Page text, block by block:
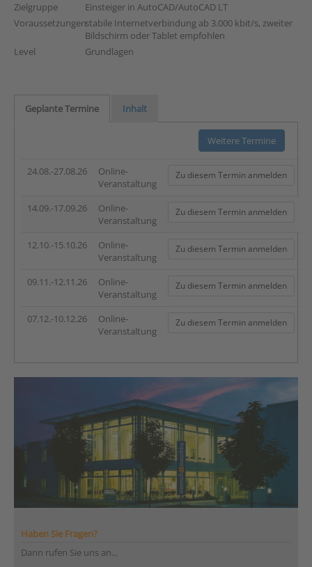
Zielgruppe
Einsteiger in AutoCAD/AutoCAD LT
Voraussetzungenstabile Internetverbindung ab 3.000 kbit/s, zweiter
Bildschirm oder Tablet empfohlen
Level
Grundlagen
Geplante Termine Inhalt
Weitere Termine
24.08.-27.08.26
Online-
Veranstaltung
Zu diesem Termin anmelden
14.09.-17.09.26
Online-
Veranstaltung
Zu diesem Termin anmelden
12.10.-15.10.26
Online-
Veranstaltung
Zu diesem Termin anmelden
09.11.-12.11.26
Online-
Veranstaltung
Zu diesem Termin anmelden
07.12.-10.12.26
Online-
Veranstaltung
Zu diesem Termin anmelden
Haben Sie Fragen?
Dann rufen Sie uns an...